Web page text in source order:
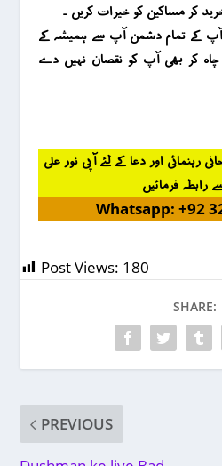
آپ کے تمام دشمن آپ سے ہمیشہ کے
چاہ کر بھی آپ کو نقصان نہیں دے
رہنمائی اور دعا کے لئے آپی نور علی
رابطہ فرمائیں
Whatsapp: +92
Post Views: 180
SHARE:
PREVIOUS